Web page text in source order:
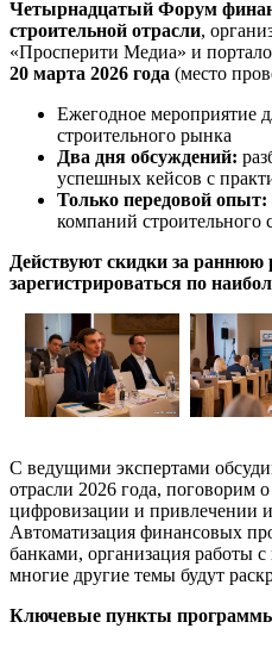
Четырнадцатый Форум
строительной отрасли,
«Просперити Медиа» и
20 марта 2026 года (место
Ежегодное мероприятие
строительного рынка
Два дня обсуждений:
успешных кейсов с
Только передовой опыт:
компаний строительного
Действуют скидки за раннюю
зарегистрироваться по
С ведущими экспертами
отрасли 2026 года, поговорим
цифровизации и привлечении
Автоматизация финансовых
банками, организация работы
многие другие темы будут
Ключевые пункты